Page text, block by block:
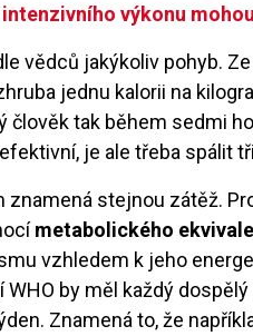
výkonu
vědců jakýkoliv pohyb.
jednu kalorii na
člověk tak během sedmi
je ale třeba spálit
znamená stejnou zátěž.
metabolického
vzhledem k jeho
by měl každý
Znamená to, že